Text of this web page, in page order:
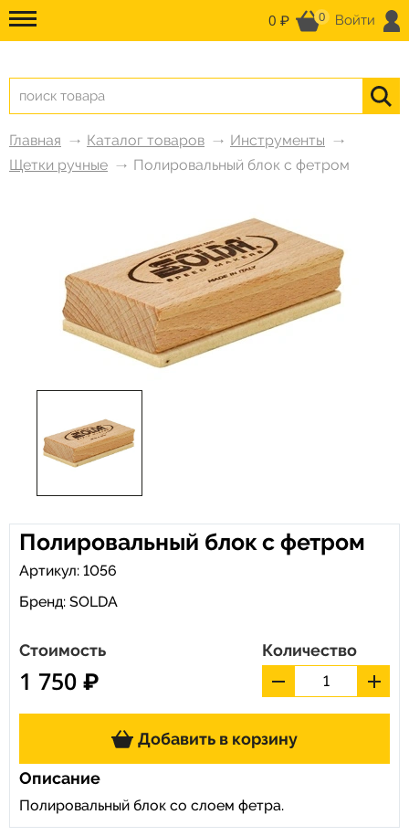
0 ₽ 0 Войти
Главная Каталог товаров
Инструменты
Щетки ручные
Полировальный блок с фетром
Полировальный блок с фетром
Артикул: 1056
Бренд: SOLDA
Стоимость
1 750 ₽
Количество
Добавить в корзину
Описание
Полировальный блок со слоем фетра.